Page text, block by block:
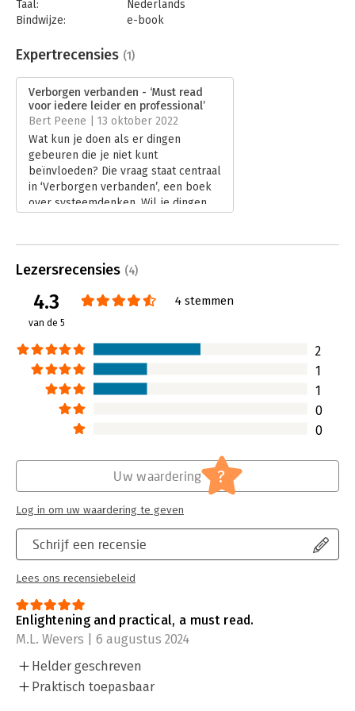
Taal:
Nederlands
Bindwijze:
e-book
Bestandsformaat:
epub
Uitgever:
Druk:
2
Verschijningsdatum:
20-12-2022
Hoofdrubriek: Verandermanagement
Expertrecensies (1)
Verborgen verbanden - ‘Must read
voor iedere leider en professional’
Bert Peene | 13 oktober 2022
Wat kun je doen als er dingen
gebeuren die je niet kunt
beïnvloeden? Die vraag staat centraal
in ‘Verborgen verbanden’, een boek
over systeemdenken. Wil je dingen
je anders leren kijken en dat is wat
leren: systemisch kijken.
Lezersrecensies (4)
4.3
van de 5
4 stemmen
2
1
1
0
0
Schrijf een recensie
Lees ons recensiebeleid
Uw waardering ?
Log in om uw waardering te geven
Enlightening and practical, a must read.
M.L. Wevers | 6 augustus 2024
Helder geschreven
Praktisch toepasbaar